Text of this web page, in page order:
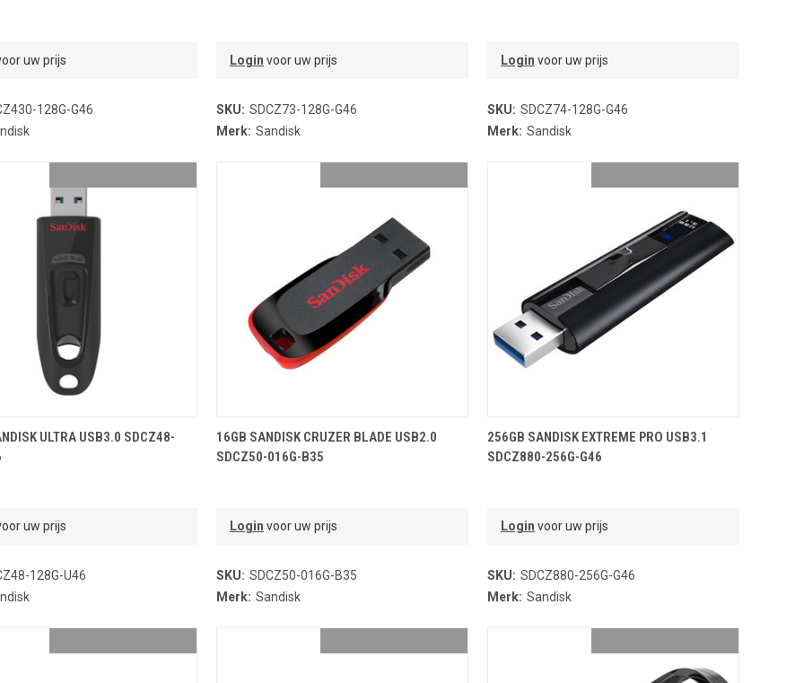
uw prijs
128G-G46
Login voor uw prijs
SKU: SDCZ73-128G-G46
Merk: Sandisk
Login voor uw prijs
SKU: SDCZ74-128G-G46
Merk: Sandisk
AAN WINKELMANDJE
ULTRA USB3.0 SDCZ48-
uw prijs
128G-U46
TOEVOEGEN AAN WINKELMANDJE
16GB SANDISK CRUZER BLADE USB2.0
SDCZ50-016G-B35
Login voor uw prijs
SKU: SDCZ50-016G-B35
Merk: Sandisk
TOEVOEGEN AAN WINKELMANDJE
256GB SANDISK EXTREME PRO USB3.1
SDCZ880-256G-G46
Login voor uw prijs
SKU: SDCZ880-256G-G46
Merk: Sandisk